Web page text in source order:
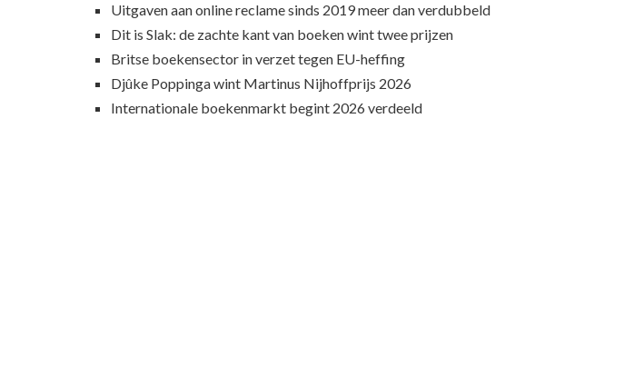
Uitgaven aan online reclame sinds 2019 meer dan verdubbeld
Dit is Slak: de zachte kant van boeken wint twee prijzen
Britse boekensector in verzet tegen EU-heffing
Djûke Poppinga wint Martinus Nijhoffprijs 2026
Internationale boekenmarkt begint 2026 verdeeld